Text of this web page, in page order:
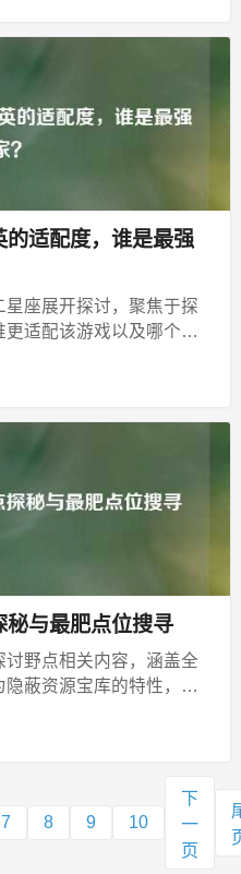
适配度，谁是最强
座展开探讨，聚焦于探
适配该游戏以及哪个星
的角...
与最肥点位搜寻
野点相关内容，涵盖全
蔽资源宝库的特性，同
和平...
7 8 9 10
下
一
页